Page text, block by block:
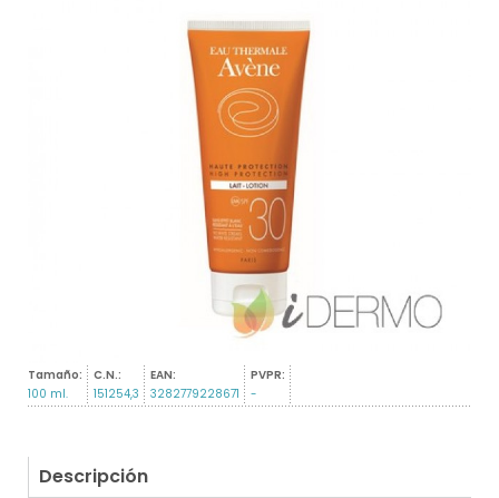
Tamaño:
100 ml.
C.N.:
151254,3
EAN:
3282779228671
PVPR:
-
Descripción